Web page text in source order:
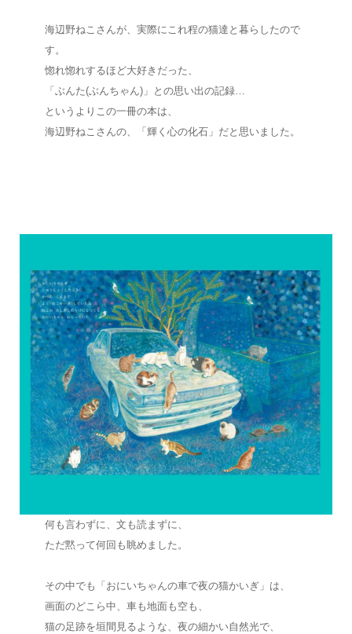
海辺野ねこさんが、実際にこれ程の猫達と暮らしたので
す。
惚れ惚れするほど大好きだった、
「ぶんた(ぶんちゃん)」との思い出の記録…
というよりこの一冊の本は、
海辺野ねこさんの、「輝く心の化石」だと思いました。
何も言わずに、文も読まずに、
ただ黙って何回も眺めました。
その中でも「おにいちゃんの車で夜の猫かいぎ」は、
画面のどこら中、車も地面も空も、
猫の足跡を垣間見るような、夜の細かい自然光で、